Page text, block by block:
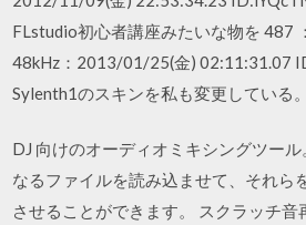
FLstudio初心者講座みたいな物を 487
48kHz：2013/01/25(金) 02:11:31.07
Sylenth1のスキンを私も変更している。
DJ 向けのオーディオミキシングツー
なるファイルを読み込ませて、それら
させることができます。 スクラッチ音